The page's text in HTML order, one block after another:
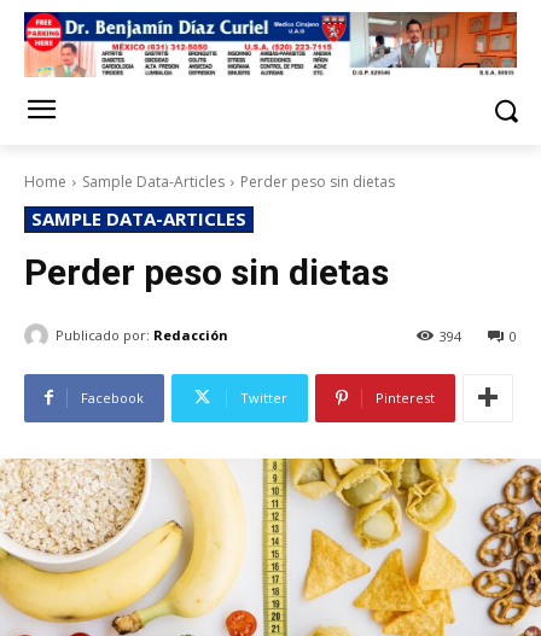
Home Sample Data-Articles Perder peso sin dietas
SAMPLE DATA-ARTICLES
Perder peso sin dietas
Publicado por: Redacción 0
394
Facebook Twitter Pinterest